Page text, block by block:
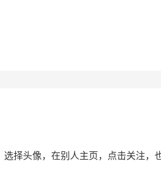
择头像，在别人主页，点击关注，